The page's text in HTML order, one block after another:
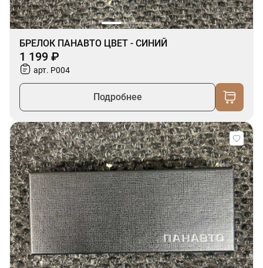
БРЕЛОК ПАНАВТО ЦВЕТ - СИНИЙ
1 199 ₽
арт. P004
Подробнее